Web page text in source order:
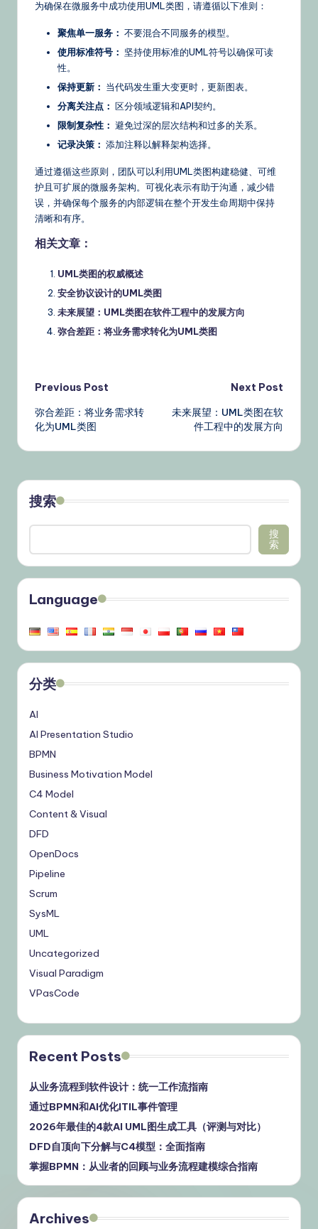
为确保在微服务中成功使用UML类图，请遵循以下准则：
聚焦单一服务： 不要混合不同服务的模型。
使用标准符号： 坚持使用标准的UML符号以确保可读
性。
保持更新： 当代码发生重大变更时，更新图表。
分离关注点： 区分领域逻辑和API契约。
限制复杂性： 避免过深的层次结构和过多的关系。
记录决策： 添加注释以解释架构选择。
通过遵循这些原则，团队可以利用UML类图构建稳健、可维
护且可扩展的微服务架构。可视化表示有助于沟通，减少错
误，并确保每个服务的内部逻辑在整个开发生命周期中保持
清晰和有序。
相关文章：
UML类图的权威概述
安全协议设计的UML类图
未来展望：UML类图在软件工程中的发展方向
弥合差距：将业务需求转化为UML类图
Post
navigation
Previous Post
弥合差距：将业务需求转
化为UML类图
Next Post
未来展望：UML类图在软
件工程中的发展方向
搜索
搜
索
Language
分类
AI
AI Presentation Studio
BPMN
Business Motivation Model
C4 Model
Content & Visual
DFD
OpenDocs
Pipeline
Scrum
SysML
UML
Uncategorized
Visual Paradigm
VPasCode
Recent Posts
从业务流程到软件设计：统一工作流指南
通过BPMN和AI优化ITIL事件管理
2026年最佳的4款AI UML图生成工具（评测与对比）
DFD自顶向下分解与C4模型：全面指南
掌握BPMN：从业者的回顾与业务流程建模综合指南
Archives